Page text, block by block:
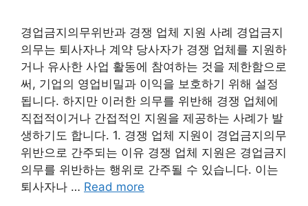
경업금지의무위반과 경쟁 업체 지원 사례 경업금지
의무는 퇴사자나 계약 당사자가 경쟁 업체를 지원하
거나 유사한 사업 활동에 참여하는 것을 제한함으로
써, 기업의 영업비밀과 이익을 보호하기 위해 설정
됩니다. 하지만 이러한 의무를 위반해 경쟁 업체에
직접적이거나 간접적인 지원을 제공하는 사례가 발
생하기도 합니다. 1. 경쟁 업체 지원이 경업금지의무
위반으로 간주되는 이유 경쟁 업체 지원은 경업금지
의무를 위반하는 행위로 간주될 수 있습니다. 이는
퇴사자나 … Read more